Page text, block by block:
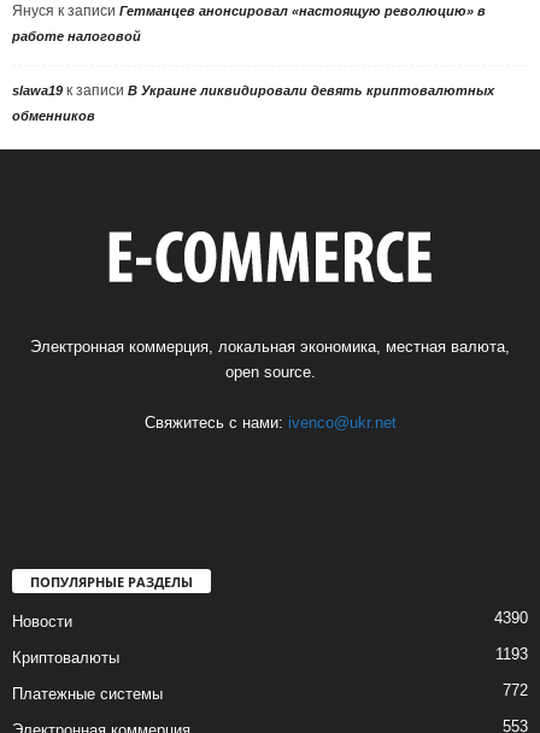
Януся к записи Гетманцев анонсировал «настоящую революцию» в
работе налоговой
slawa19 к записи В Украине ликвидировали девять криптовалютных
обменников
Электронная коммерция, локальная экономика, местная валюта,
open source.
Свяжитесь с нами: ivenco@ukr.net
ПОПУЛЯРНЫЕ РАЗДЕЛЫ
Новости 4390
Криптовалюты 1193
Платежные системы 772
553